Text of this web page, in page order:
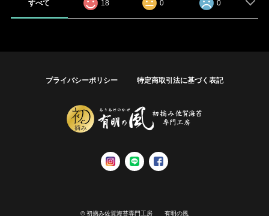
すべて 18 0 0
プライバシーポリシー 特定商取引法に基づく表記
© 初摘み佐賀海苔専門工房 有明の風